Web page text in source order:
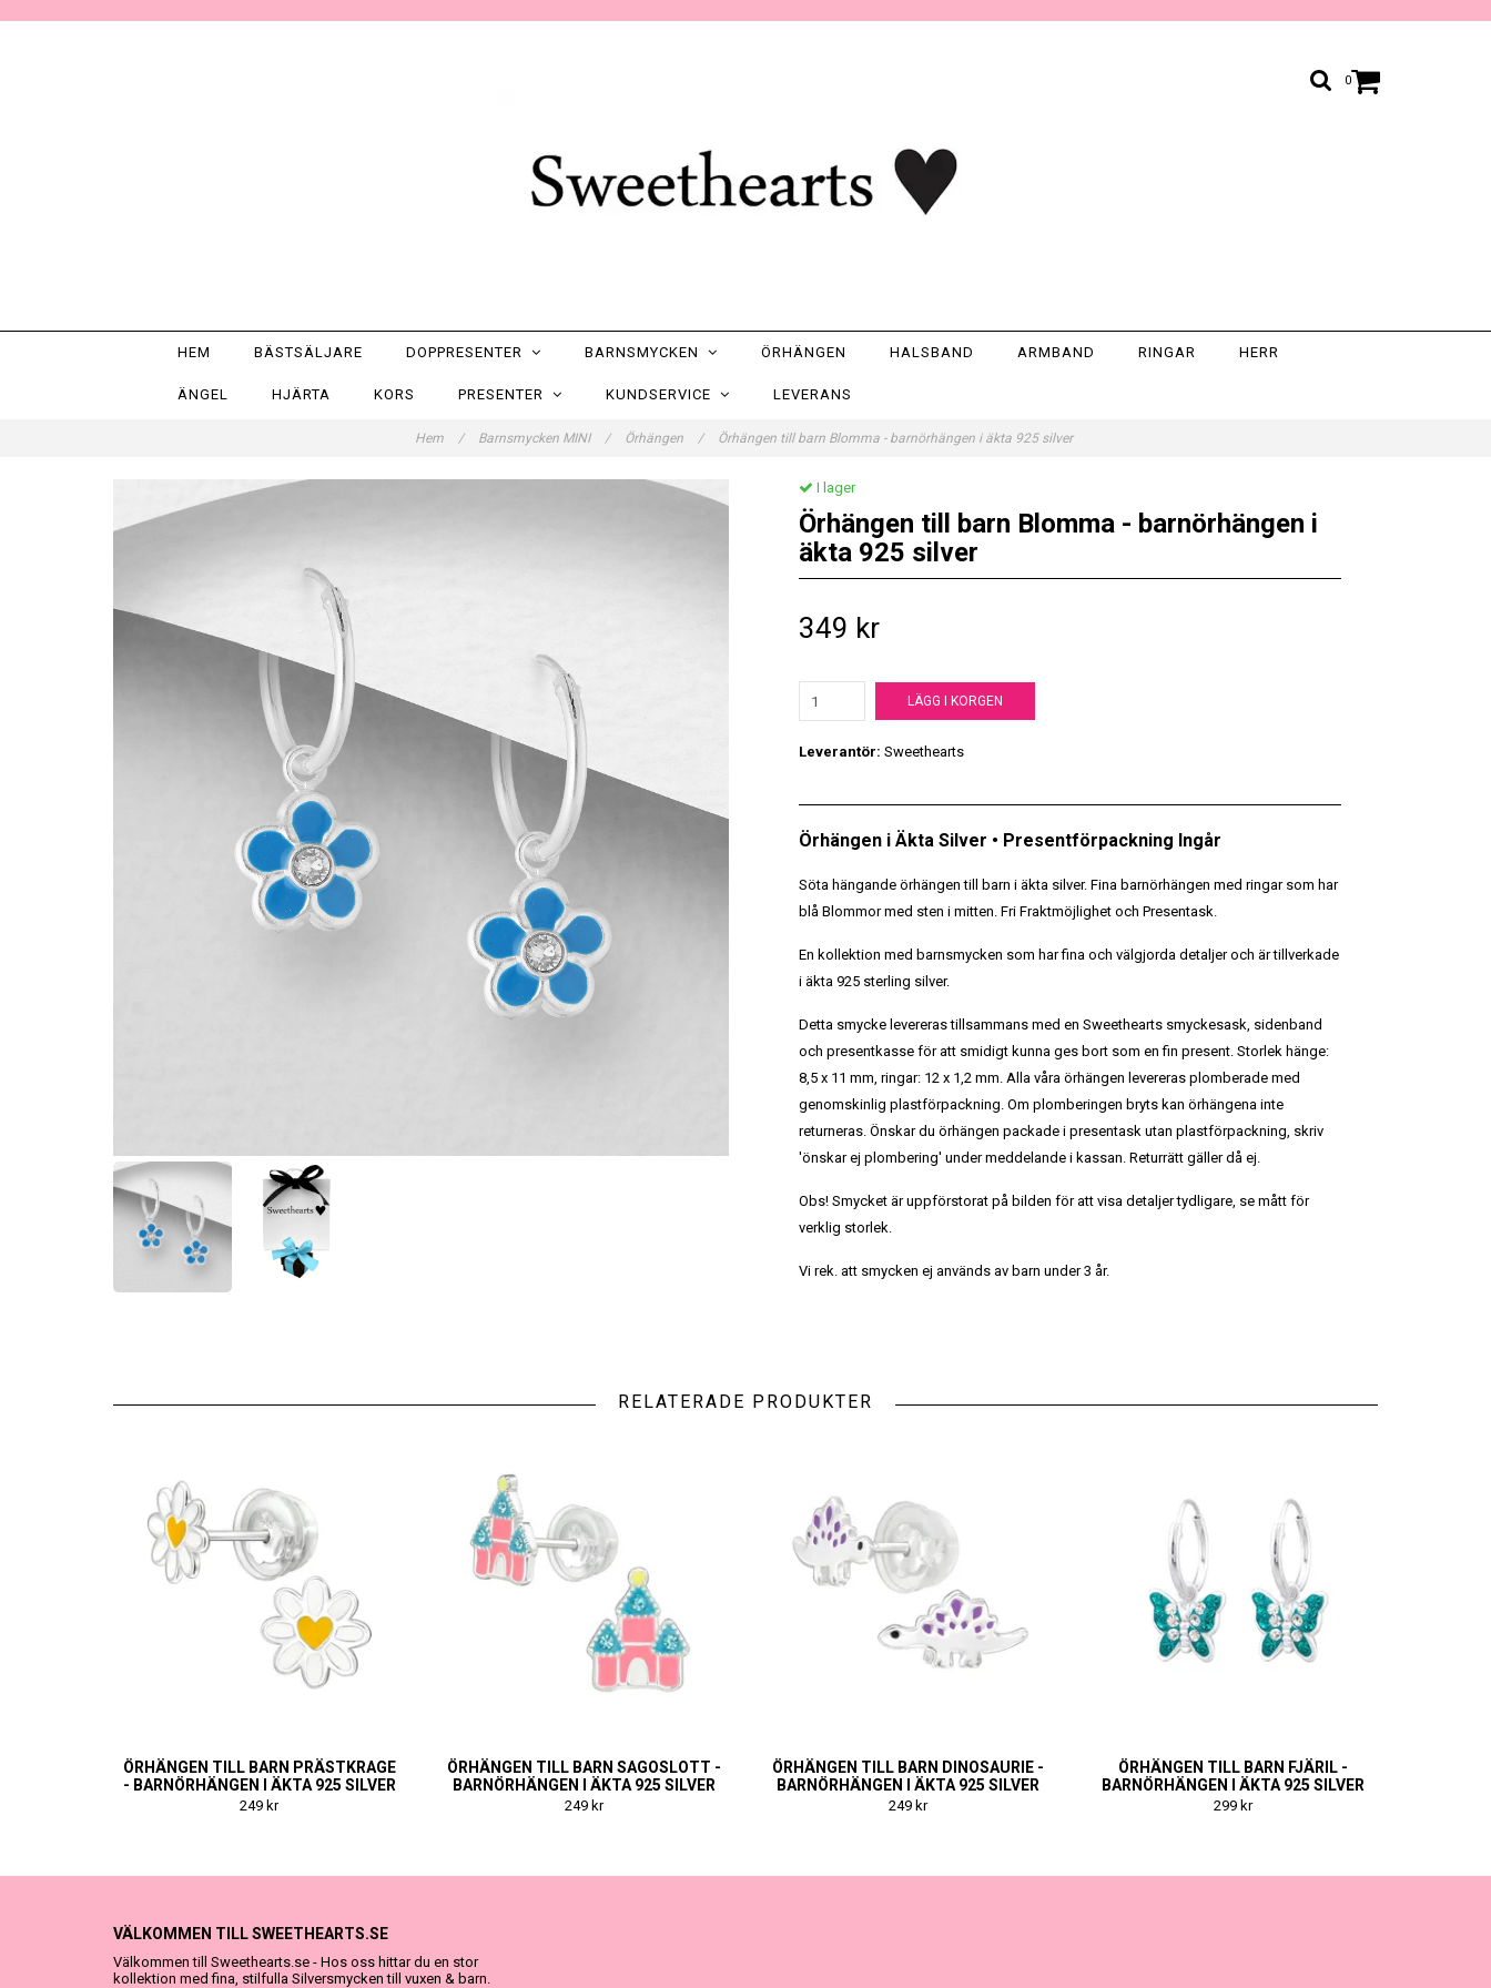
0
HEM BÄSTSÄLJARE DOPPRESENTER BARNSMYCKEN ÖRHÄNGEN HALSBAND ARMBAND RINGAR HERR
ÄNGEL HJÄRTA KORS PRESENTER KUNDSERVICE LEVERANS
Hem / Barnsmycken MINI / Örhängen / Örhängen till barn Blomma - barnörhängen i äkta 925 silver
I lager
Örhängen till barn Blomma - barnörhängen i
äkta 925 silver
349 kr
LÄGG I KORGEN
Leverantör: Sweethearts
Örhängen i Äkta Silver • Presentförpackning Ingår
Söta hängande örhängen till barn i äkta silver. Fina barnörhängen med ringar som har
blå Blommor med sten i mitten. Fri Fraktmöjlighet och Presentask.
En kollektion med barnsmycken som har fina och välgjorda detaljer och är tillverkade
i äkta 925 sterling silver.
Detta smycke levereras tillsammans med en Sweethearts smyckesask, sidenband
och presentkasse för att smidigt kunna ges bort som en fin present. Storlek hänge:
8,5 x 11 mm, ringar: 12 x 1,2 mm. Alla våra örhängen levereras plomberade med
genomskinlig plastförpackning. Om plomberingen bryts kan örhängena inte
returneras. Önskar du örhängen packade i presentask utan plastförpackning, skriv
'önskar ej plombering' under meddelande i kassan. Returrätt gäller då ej.
Obs! Smycket är uppförstorat på bilden för att visa detaljer tydligare, se mått för
verklig storlek.
Vi rek. att smycken ej används av barn under 3 år.
RELATERADE PRODUKTER
ÖRHÄNGEN TILL BARN PRÄSTKRAGE
- BARNÖRHÄNGEN I ÄKTA 925 SILVER
249 kr
ÖRHÄNGEN TILL BARN SAGOSLOTT -
BARNÖRHÄNGEN I ÄKTA 925 SILVER
249 kr
ÖRHÄNGEN TILL BARN DINOSAURIE -
BARNÖRHÄNGEN I ÄKTA 925 SILVER
249 kr
ÖRHÄNGEN TILL BARN FJÄRIL -
BARNÖRHÄNGEN I ÄKTA 925 SILVER
299 kr
VÄLKOMMEN TILL SWEETHEARTS.SE
Välkommen till Sweethearts.se - Hos oss hittar du en stor
kollektion med fina, stilfulla Silversmycken till vuxen & barn.